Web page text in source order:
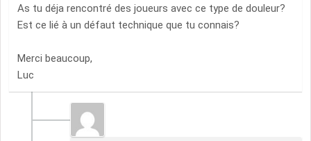
As tu déja rencontré des joueurs avec ce type de douleur?
Est ce lié à un défaut technique que tu connais?
Merci beaucoup,
Luc